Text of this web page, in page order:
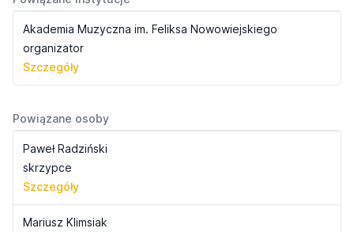
Akademia Muzyczna im. Feliksa Nowowiejskiego
organizator
Szczegóły
Powiązane osoby
Paweł Radziński
skrzypce
Szczegóły
Mariusz Klimsiak